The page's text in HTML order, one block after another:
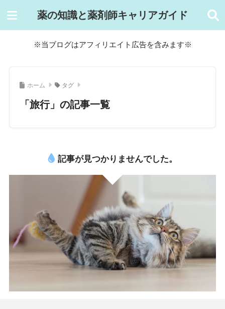
薬の知識と薬剤師キャリアガイド
※当ブログはアフィリエイト広告を含みます※
ホーム タグ
「旅行」の記事一覧
記事が見つかりませんでした。